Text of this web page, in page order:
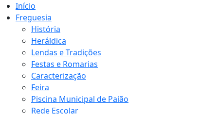
Início
Freguesia
História
Heráldica
Lendas e Tradições
Festas e Romarias
Caracterização
Feira
Piscina Municipal de Paião
Rede Escolar